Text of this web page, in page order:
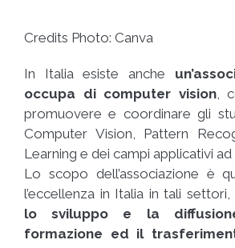
Credits Photo: Canva
In Italia esiste anche
occupa di computer vision,
promuovere e coordinare gli
Computer Vision, Pattern
Learning e dei campi applicativi
Lo scopo dell’associazione è
l’eccellenza in Italia in tali settori,
lo sviluppo e la
formazione ed il